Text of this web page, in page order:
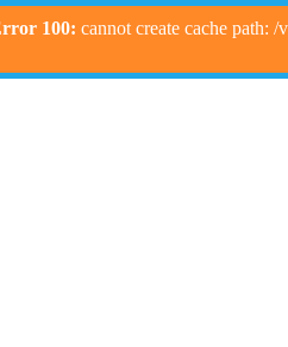
100: cannot create cache path: